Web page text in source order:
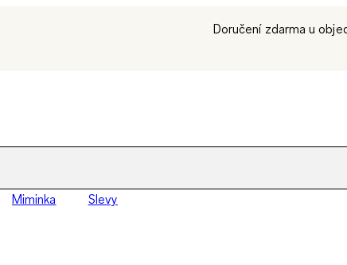
Doručení zdarma u
Miminka Slevy